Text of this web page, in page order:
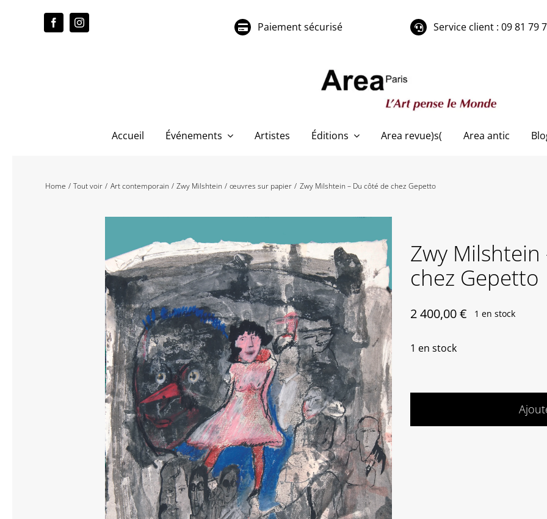
Paiement sécurisé Service client : 09 81 79
Accueil Événements Artistes Éditions Area revue)s( Area antic
Home Tout voir Art contemporain Zwy Milshtein œuvres sur papier Zwy Milshtein – Du côté de chez Gepetto
Zwy
chez Gepetto
2 400,00€ 1 en stock
1 en stock